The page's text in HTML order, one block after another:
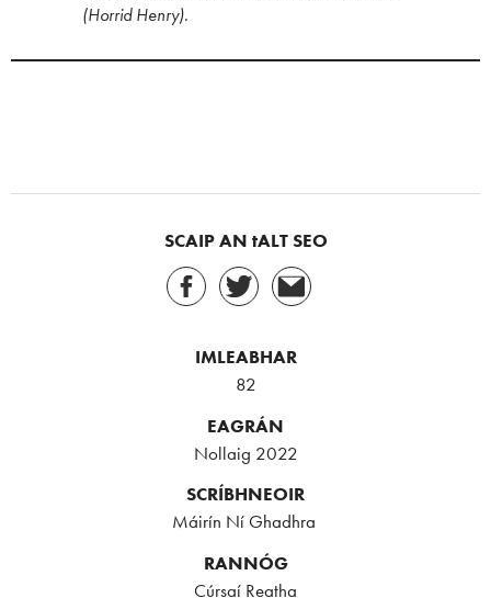
(Horrid Henry).
SCAIP AN tALT SEO
IMLEABHAR
82
EAGRÁN
Nollaig 2022
SCRÍBHNEOIR
Máirín Ní Ghadhra
RANNÓG
Cúrsaí Reatha